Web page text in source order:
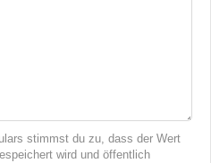
stimmst du zu, dass der Wert
wird und öffentlich